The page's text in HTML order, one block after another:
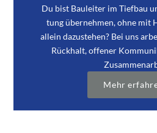
Du bist Bau­lei­ter im Tief­bau
tung über­neh­men, ohne mit
allein dazu­ste­hen? Bei uns
Rück­halt, offe­ner
Mehr